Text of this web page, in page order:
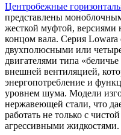
Центробежные
представлены
жесткой муфтой, версиями
концом вала. Серия Lowara
двухполюсными или
двигателями типа
внешней вентиляцией,
энергопотребление и
уровнем шума. Модели
нержавеющей стали, что
работать не только с
агрессивными жидкостями.